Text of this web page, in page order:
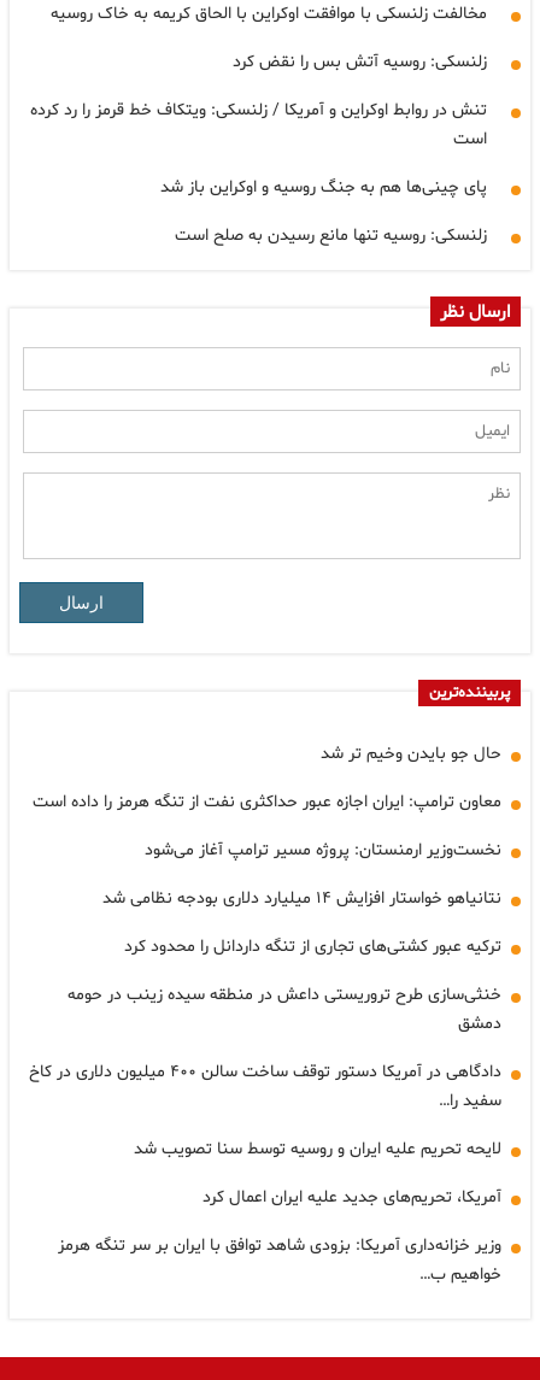
مخالفت زلنسکی با موافقت اوکراین با الحاق کریمه به خاک روسیه
زلنسکی: روسیه آتش بس را نقض کرد
تنش در روابط اوکراین و آمریکا / زلنسکی: ویتکاف خط قرمز را رد کرده
است
پای چینی‌ها هم به جنگ روسیه و اوکراین باز شد
زلنسکی: روسیه تنها مانع رسیدن به صلح است
ارسال نظر
ارسال
پربیننده‌ترین
حال جو بایدن وخیم تر شد
معاون ترامپ: ایران اجازه عبور حداکثری نفت از تنگه هرمز را داده است
نخست‌وزیر ارمنستان: پروژه مسیر ترامپ آغاز می‌شود
نتانیاهو خواستار افزایش ۱۴ میلیارد دلاری بودجه نظامی شد
ترکیه عبور کشتی‌های تجاری از تنگه داردانل را محدود کرد
خنثی‌سازی طرح تروریستی داعش در منطقه سیده زینب در حومه
دمشق
دادگاهی در آمریکا دستور توقف ساخت سالن ۴۰۰ میلیون دلاری در کاخ
سفید را…
لایحه تحریم علیه ایران و روسیه توسط سنا تصویب شد
آمریکا، تحریم‌های جدید علیه ایران اعمال کرد
وزیر خزانه‌داری آمریکا: بزودی شاهد توافق با ایران بر سر تنگه هرمز
خواهیم ب…